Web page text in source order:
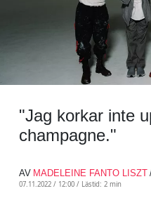
"Jag korkar inte
champagne."
AV MADELEINE FANTO LISZT
07.11.2022 / 12:00 / Lästid: 2 min